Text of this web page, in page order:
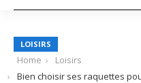
LOISIRS
Home
Loisirs
Bien choisir ses raquettes